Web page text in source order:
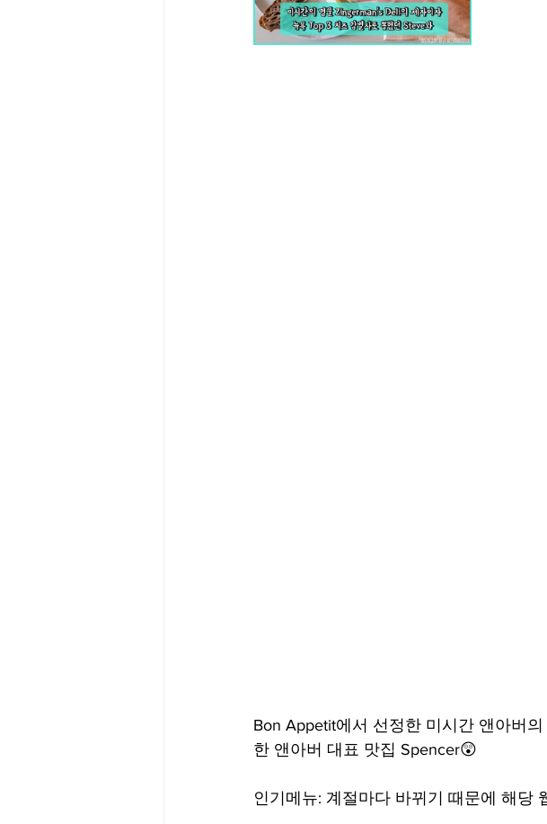
Bon Appetit에서 선정한 미시간 앤아버
한 앤아버 대표 맛집 Spencer😲
인기메뉴: 계절마다 바뀌기 때문에 해당